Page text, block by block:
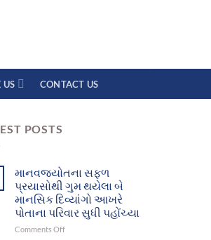
US CONTACT US
POSTS
માનવજ્યોતના સફળ
પ્રયાસોથી ગુમ થયેલા બે
માનસિક દિવ્યાંગો આખરે
પોતાના પરિવાર સુધી પહોંચ્યા
Comments Offon